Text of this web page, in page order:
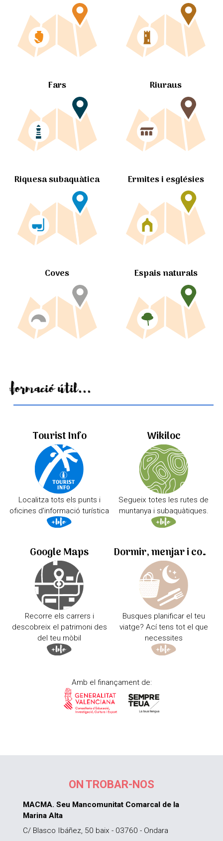
Fars Riuraus
Riquesa subaquàtica Ermites i esglésies
Coves Espais naturals
Informació útil...
Tourist Info
Localitza tots els punts i
oficines d'informació turística
Wikiloc
Segueix totes les rutes de
muntanya i subaquàtiques.
Google Maps
Recorre els carrers i
descobreix el patrimoni des
del teu mòbil
Dormir, menjar i comprar
Busques planificar el teu
viatge? Ací tens tot el que
necessites
Amb el finançament de:
ON TROBAR-NOS
MACMA. Seu Mancomunitat Comarcal de la
Marina Alta
C/ Blasco Ibáñez, 50 baix - 03760 - Ondara